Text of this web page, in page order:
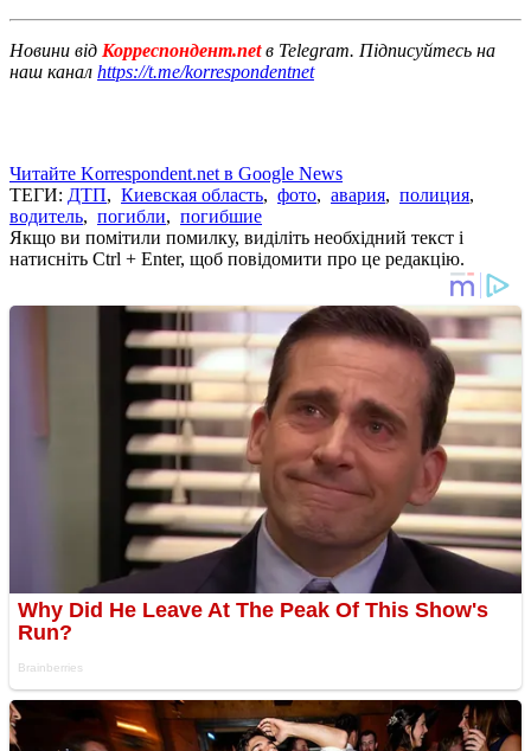
Новини від Корреспондент.netв Telegram. Підписуйтесь на
наш канал https://t.me/korrespondentnet
Читайте Korrespondent.net в Google News
ТЕГИ: ДТП, Киевская область, фото, авария, полиция,
водитель, погибли, погибшие
Якщо ви помітили помилку, виділіть необхідний текст і
натисніть Ctrl + Enter, щоб повідомити про це редакцію.